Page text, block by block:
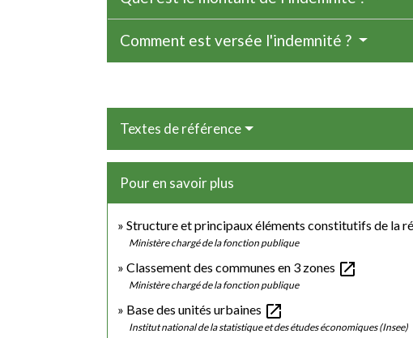
Comment est versée l'indemnité ?
Textes de référence
Pour en savoir plus
Structure et principaux éléments constitutifs de la
Ministère chargé de la fonction publique
Classement des communes en 3 zones open_in_new
Ministère chargé de la fonction publique
Base des unités urbaines open_in_new
Institut national de la statistique et des études économiques (Insee)